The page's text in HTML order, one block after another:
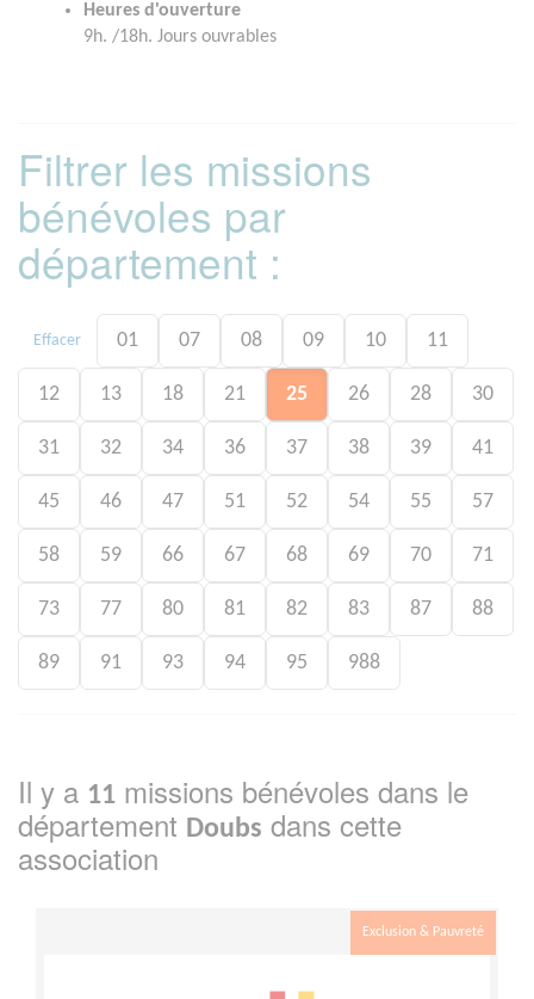
Heures d'ouverture
9h. /18h. Jours ouvrables
Filtrer les missions
bénévoles par
département :
Effacer 01 07 08 09 10 11
12 13 18 21 25 26 28 30
31 32 34 36 37 38 39 41
45 46 47 51 52 54 55 57
58 59 66 67 68 69 70 71
73 77 80 81 82 83 87 88
89 91 93 94 95 988
Il y a 11 missions bénévoles dans le
département Doubs dans cette
association
Exclusion & Pauvreté